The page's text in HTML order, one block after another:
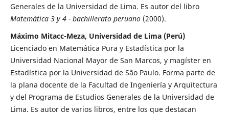
Generales de la Universidad de Lima. Es autor del libro
Matemática 3 y 4 - bachillerato peruano (2000).
Máximo Mitacc-Meza, Universidad de Lima (Perú)
Licenciado en Matemática Pura y Estadística por la
Universidad Nacional Mayor de San Marcos, y magíster en
Estadística por la Universidad de São Paulo. Forma parte de
la plana docente de la Facultad de Ingeniería y Arquitectura
y del Programa de Estudios Generales de la Universidad de
Lima. Es autor de varios libros, entre los que destacan